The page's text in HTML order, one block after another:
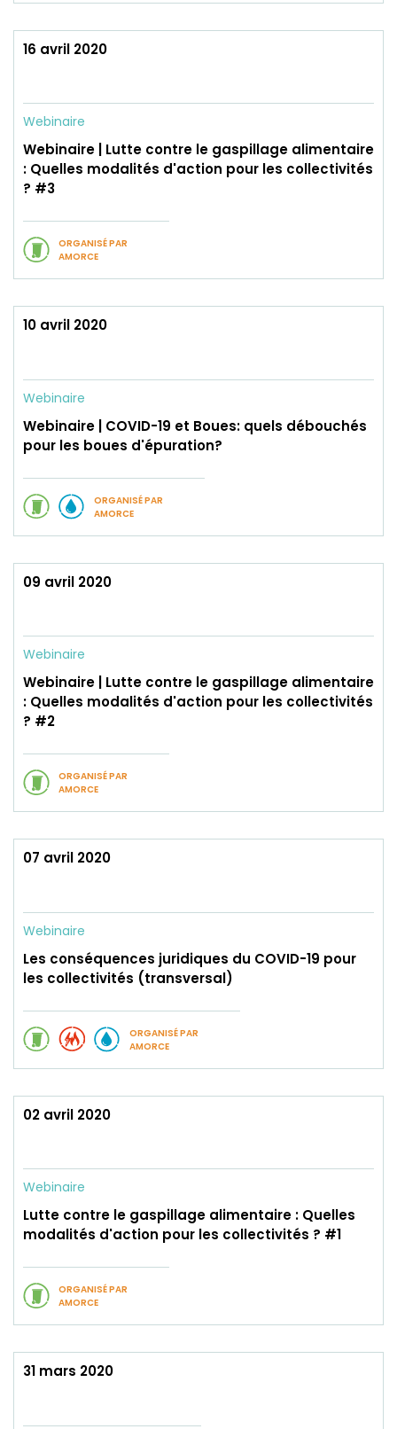
16 avril 2020
Webinaire
Webinaire | Lutte contre le gaspillage alimentaire
: Quelles modalités d'action pour les collectivités
? #3
ORGANISÉ PAR
AMORCE
10 avril 2020
Webinaire
Webinaire | COVID-19 et Boues: quels débouchés
pour les boues d'épuration?
ORGANISÉ PAR
AMORCE
09 avril 2020
Webinaire
Webinaire | Lutte contre le gaspillage alimentaire
: Quelles modalités d'action pour les collectivités
? #2
ORGANISÉ PAR
AMORCE
07 avril 2020
Webinaire
Les conséquences juridiques du COVID-19 pour
les collectivités (transversal)
ORGANISÉ PAR
AMORCE
02 avril 2020
Webinaire
Lutte contre le gaspillage alimentaire : Quelles
modalités d'action pour les collectivités ? #1
ORGANISÉ PAR
AMORCE
31 mars 2020